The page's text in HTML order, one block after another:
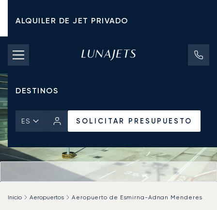
ALQUILER DE JET PRIVADO
TARIFAS DE CHÁRTER
JETS PRIVADOS
DESTINOS
ES SOLICITAR PRESUPUESTO
Inicio Aeropuertos Aeropuerto de Esmirna-Adnan Menderes